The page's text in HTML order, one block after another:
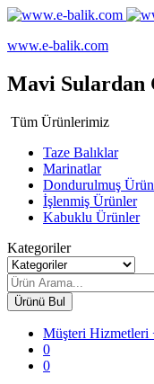
www.e-balik.com
Mavi Sulardan
Tüm Ürünlerimiz
Taze Balıklar
Marinatlar
Dondurulmuş
İşlenmiş Ürünler
Kabuklu Ürünler
Kategoriler
Ürünü Bul
Müşteri Hizmetleri
0
0